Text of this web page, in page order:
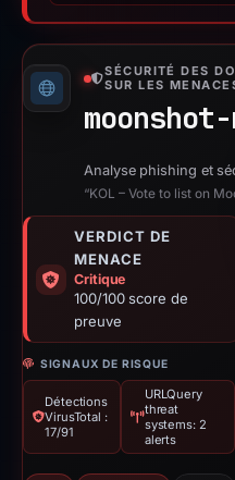
SÉCURITÉ DES
SUR LES
Analyse phishing et
“KOL – Vote to list on
VERDICT DE
MENACE
Critique
100/100 score de
preuve
SIGNAUX DE RISQUE
Détections
VirusTotal :
17/91
URLQuery
threat
systems: 2
alerts